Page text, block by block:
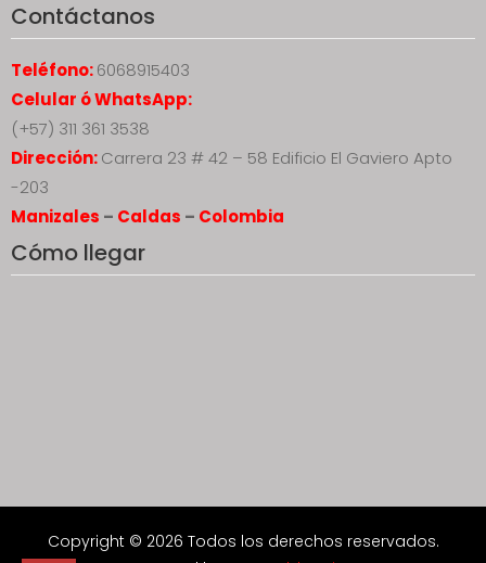
Contáctanos
Teléfono:6068915403
Celular ó WhatsApp:
(+57) 311 361 3538
Dirección:Carrera 23 # 42 – 58 Edificio El Gaviero Apto
-203
Manizales – Caldas – Colombia
Cómo llegar
Copyright © 2026 Todos los derechos reservados.